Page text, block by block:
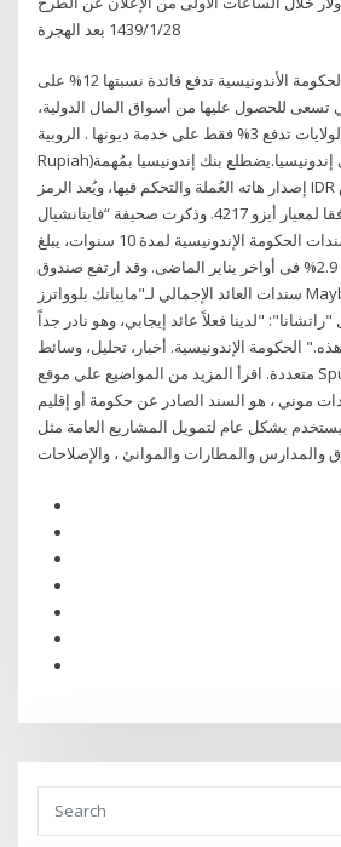
28‏‏/1‏‏/1439 بعد الهجرة
قبل نحو سنة كانت الحكومة الأندونيسية تدفع فائدة نسبتها 12% على
تسعى للحصول عليها من أسواق المال الدولية،
بينما كانت الولايات تدفع 3% فقط على خدمة ديونها . الروبية (بالإنجليزية:
Rupiah)‏ هي العُملة الرسمية في إندونيسيا.يضطلع بنك إندونيسيا بمُهمة
إصدار هاته العُملة والتحكم فيها، ويُعد الرمز IDR رمز العُملة الخاص
بالروبية الإندونيسية وفقا لمعيار أيزو 4217. وذكرت صحيفة “فاينانشيال
تايمز”، أن العائد على سندات الحكومة الإندونيسية لمدة 10 سنوات، يبلغ
حالياً 2.6%، منخفضاً من 2.9% فى أواخر يناير الماضى. وقد ارتفع صندوق
سندات العائد الإجمالي لـ"مايبانك بلوواترز Maybank Bluewaterz" بأكثر
"راتشانا": "لدينا فعلاً عائد إيجابي، وهو نادر جداً
الحكومة الإندونيسية. أخبار، تحليل، وسائط
متعددة. اقرأ المزيد من المواضيع على موقع Sputnik عربي السند البلدي
موني ، هو السند الصادر عن حكومة أو إقليم
يستخدم بشكل عام لتمويل المشاريع العامة مثل
والمدارس والمطارات والموانئ ، والإصلاحات